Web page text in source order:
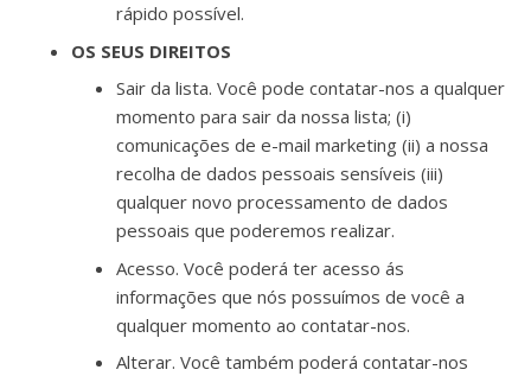
rápido possível.
OS SEUS DIREITOS
Sair da lista. Você pode contatar-nos a qualquer
momento para sair da nossa lista; (i)
comunicações de e-mail marketing (ii) a nossa
recolha de dados pessoais sensíveis (iii)
qualquer novo processamento de dados
pessoais que poderemos realizar.
Acesso. Você poderá ter acesso ás
informações que nós possuímos de você a
qualquer momento ao contatar-nos.
Alterar. Você também poderá contatar-nos